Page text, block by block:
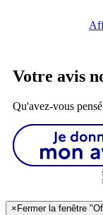
Votre avis
Qu'avez-vous
× Fermer la fenêtre